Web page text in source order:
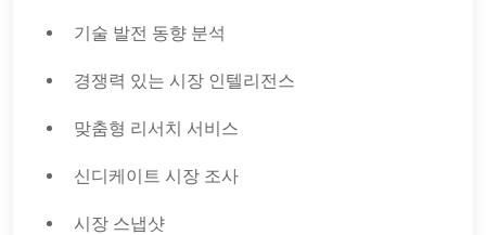
기술 발전 동향 분석
경쟁력 있는 시장 인텔리전스
맞춤형 리서치 서비스
신디케이트 시장 조사
시장 스냅샷